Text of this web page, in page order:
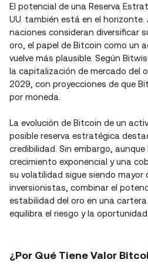
El potencial de una Reserva
UU. también está en el horizonte.
naciones consideran diversificar
oro, el papel de Bitcoin como un
vuelve más plausible. Según
la capitalización de mercado del
2029, con proyecciones de que
por moneda.
La evolución de Bitcoin de un
posible reserva estratégica
credibilidad. Sin embargo,
crecimiento exponencial y una
su volatilidad sigue siendo mayor
inversionistas, combinar el
estabilidad del oro en una cartera
equilibra el riesgo y la oportunidad.
¿Por Qué Tiene Valor